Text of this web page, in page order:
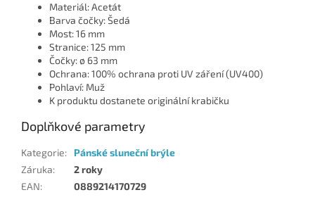
Materiál: Acetát
Barva čočky: Šedá
Most: 16 mm
Stranice: 125 mm
Čočky: ø 63 mm
Ochrana: 100% ochrana proti UV záření (UV400)
Pohlaví: Muž
K produktu dostanete originální krabičku
Doplňkové parametry
Kategorie:
Pánské sluneční brýle
Záruka:
2 roky
EAN: 0889214170729